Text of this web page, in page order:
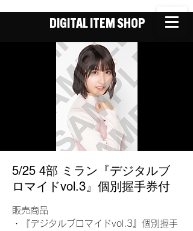
DIGITAL ITEM SHOP
5/25 4部 ミラン『デジタルブ
ロマイドvol.3』個別握手券付
販売商品
・『デジタルブロマイドvol.3』個別握手